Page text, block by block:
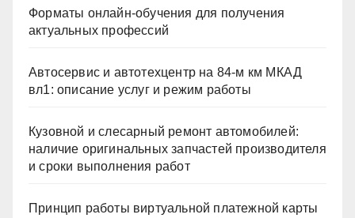
Форматы онлайн-обучения для получения
актуальных профессий
Автосервис и автотехцентр на 84-м км МКАД
вл1: описание услуг и режим работы
Кузовной и слесарный ремонт автомобилей:
наличие оригинальных запчастей производителя
и сроки выполнения работ
Принцип работы виртуальной платежной карты